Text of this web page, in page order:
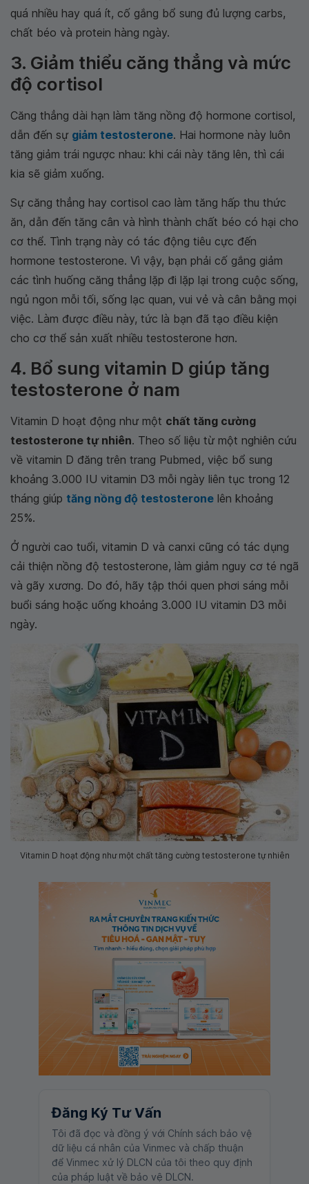
quá nhiều hay quá ít, cố gắng bổ sung đủ lượng carbs,
chất béo và protein hàng ngày.
3. Giảm thiểu căng thẳng và mức
độ cortisol
Căng thẳng dài hạn làm tăng nồng độ hormone cortisol,
dẫn đến sự giảm testosterone. Hai hormone này luôn
tăng giảm trái ngược nhau: khi cái này tăng lên, thì cái
kia sẽ giảm xuống.
Sự căng thẳng hay cortisol cao làm tăng hấp thu thức
ăn, dẫn đến tăng cân và hình thành chất béo có hại cho
cơ thể. Tình trạng này có tác động tiêu cực đến
hormone testosterone. Vì vậy, bạn phải cố gắng giảm
các tình huống căng thẳng lặp đi lặp lại trong cuộc sống,
ngủ ngon mỗi tối, sống lạc quan, vui vẻ và cân bằng mọi
việc. Làm được điều này, tức là bạn đã tạo điều kiện
cho cơ thể sản xuất nhiều testosterone hơn.
4. Bổ sung vitamin D giúp tăng
testosterone ở nam
Vitamin D hoạt động như một chất tăng cường
testosterone tự nhiên. Theo số liệu từ một nghiên cứu
về vitamin D đăng trên trang Pubmed, việc bổ sung
khoảng 3.000 IU vitamin D3 mỗi ngày liên tục trong 12
tháng giúp tăng nồng độ testosterone lên khoảng
25%.
Ở người cao tuổi, vitamin D và canxi cũng có tác dụng
cải thiện nồng độ testosterone, làm giảm nguy cơ té ngã
và gãy xương. Do đó, hãy tập thói quen phơi sáng mỗi
buổi sáng hoặc uống khoảng 3.000 IU vitamin D3 mỗi
ngày.
Vitamin D hoạt động như một chất tăng cường testosterone tự nhiên
Đăng Ký Tư Vấn
Tôi đã đọc và đồng ý với Chính sách bảo vệ
dữ liệu cá nhân của Vinmec và chấp thuận
để Vinmec xử lý DLCN của tôi theo quy định
của pháp luật về bảo vệ DLCN.